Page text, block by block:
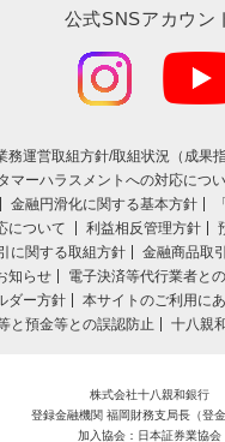
公式SNSアカウン
務運営取組⽅針/取組状況（成果指
マーハラスメントへの対応につ
金融円滑化に関する基本方針
について
利益相反管理方針
に関する取組方針
金融商品取
知らせ
電子決済等代行業者と
ダー方針
本サイトのご利用に
と預金等との誤認防止 十八親
株式会社十八親和銀行
登録金融機関 福岡財務支局長（登
加入協会：日本証券業協会